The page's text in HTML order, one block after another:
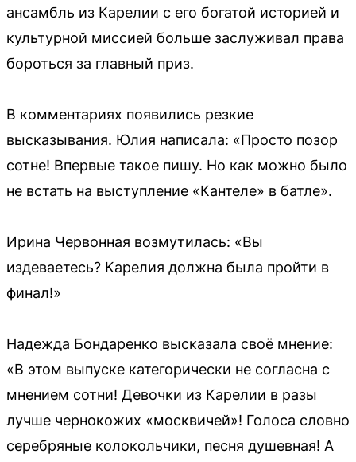
ансамбль из Карелии с его богатой историей и
культурной миссией больше заслуживал права
бороться за главный приз.
В комментариях появились резкие
высказывания. Юлия написала: «Просто позор
сотне! Впервые такое пишу. Но как можно было
не встать на выступление «Кантеле» в батле».
Ирина Червонная возмутилась: «Вы
издеваетесь? Карелия должна была пройти в
финал!»
Надежда Бондаренко высказала своё мнение:
«В этом выпуске категорически не согласна с
мнением сотни! Девочки из Карелии в разы
лучше чернокожих «москвичей»! Голоса словно
серебряные колокольчики, песня душевная! А